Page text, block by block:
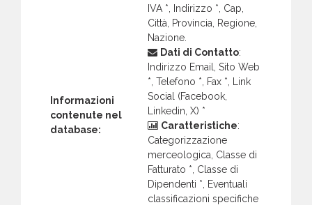
Informazioni
contenute nel
database:
IVA *, Indirizzo *, Cap,
Città, Provincia, Regione,
Nazione.
Dati di Contatto:
Indirizzo Email, Sito Web
*, Telefono *, Fax *, Link
Social (Facebook,
Linkedin, X) *
Caratteristiche:
Categorizzazione
merceologica, Classe di
Fatturato *, Classe di
Dipendenti *, Eventuali
classificazioni specifiche